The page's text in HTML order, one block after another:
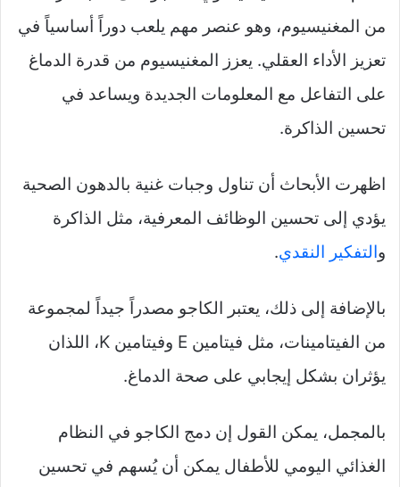
من المغنيسيوم، وهو عنصر مهم يلعب دوراً أساسياً في
تعزيز الأداء العقلي. يعزز المغنيسيوم من قدرة الدماغ
على التفاعل مع المعلومات الجديدة ويساعد في
تحسين الذاكرة.
اظهرت الأبحاث أن تناول وجبات غنية بالدهون الصحية
يؤدي إلى تحسين الوظائف المعرفية، مثل الذاكرة
والتفكير النقدي.
بالإضافة إلى ذلك، يعتبر الكاجو مصدراً جيداً لمجموعة
من الفيتامينات، مثل فيتامين E وفيتامين K، اللذان
يؤثران بشكل إيجابي على صحة الدماغ.
بالمجمل، يمكن القول إن دمج الكاجو في النظام
الغذائي اليومي للأطفال يمكن أن يُسهم في تحسين